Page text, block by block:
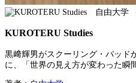
KUROTERU Studies
黒﨑輝男がスクーリング・パッド
に、「世界の見え方が変わった瞬